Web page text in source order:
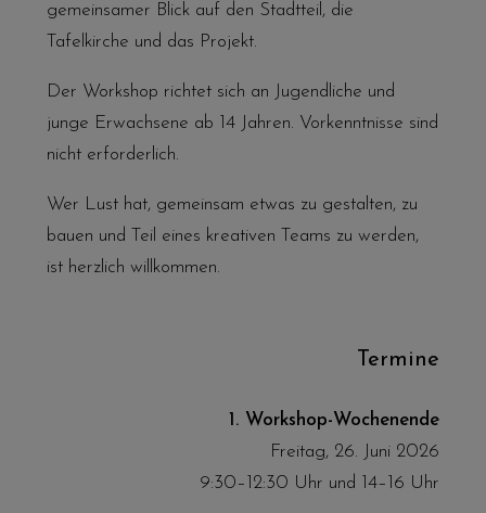
gemeinsamer Blick auf den Stadtteil, die
Tafelkirche und das Projekt.
Der Workshop richtet sich an Jugendliche und
junge Erwachsene ab 14 Jahren. Vorkenntnisse sind
nicht erforderlich.
Wer Lust hat, gemeinsam etwas zu gestalten, zu
bauen und Teil eines kreativen Teams zu werden,
ist herzlich willkommen.
Termine
1. Workshop-Wochenende
Freitag, 26. Juni 2026
9:30–12:30 Uhr und 14–16 Uhr